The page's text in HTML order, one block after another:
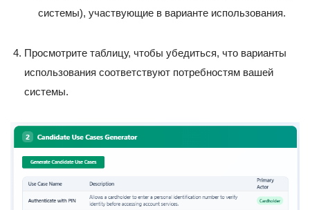
системы), участвующие в варианте использования.
Просмотрите таблицу, чтобы убедиться, что варианты
использования соответствуют потребностям вашей
системы.